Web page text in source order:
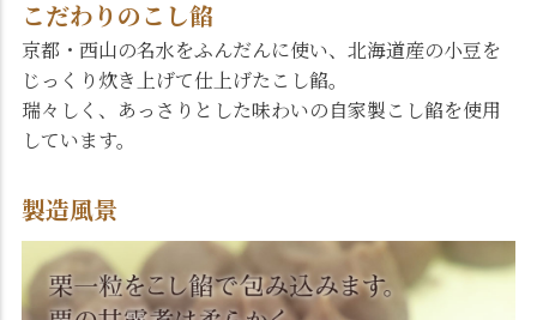
こだわりのこし餡
京都・西山の名水をふんだんに使い、北海道産の小豆を
じっくり炊き上げて仕上げたこし餡。
瑞々しく、あっさりとした味わいの自家製こし餡を使用
しています。
製造風景